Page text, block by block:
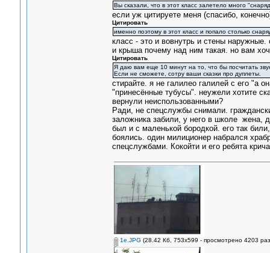
Вы сказали, что в этот класс залетело много
если уж цитируете меня (спасибо,
Цитировать
именно поэтому в этот класс и попало столько
класс - это и вовнутрь и стены
и крыша почему над ним такая. но вам
Цитировать
Я даю вам еще 10 минут на то, что бы посчитать
Если не сможете, сотру ваши сказки про дуплеты.
стирайте. я не галилео галилей с его "а
"принесённые тубусы". неужели хотите
вернули неиспользованными?
Ради, не спецслужбы снимали.
заложника забили, у него в школе жена,
был и с маленькой бородкой. его так
боялись. один милиционер набрался
спецслужбами. Кокойти и его ребята
1e.JPG (28.42 Кб, 753x599 - просмотрено 4203